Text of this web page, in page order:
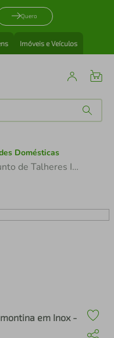
Quero
Imóveis e Veículos
Domésticas
Conjunto de Talheres Infantil Tramontina em Inox - 4 Peças
em Inox -